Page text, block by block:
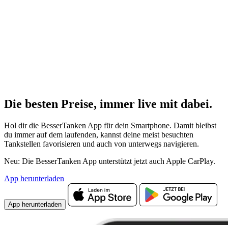
Die besten Preise, immer live mit dabei.
Hol dir die BesserTanken App für dein Smartphone. Damit bleibst
du immer auf dem laufenden, kannst deine meist besuchten
Tankstellen favorisieren und auch von unterwegs navigieren.
Neu: Die BesserTanken App unterstützt jetzt auch Apple CarPlay.
App herunterladen
App herunterladen